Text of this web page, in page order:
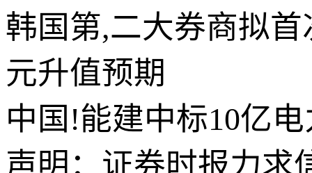
韩国第,二大券商拟
元升值预期
中国!能建中标10亿
声明：证券时报力求